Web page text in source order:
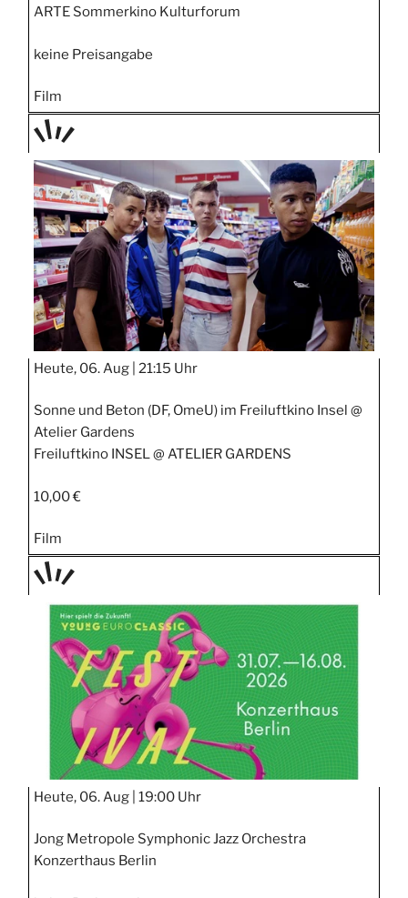
ARTE Sommerkino Kulturforum
keine Preisangabe
Film
TAGE
STIPP
Heute, 06. Aug | 21:15 Uhr
Sonne und Beton (DF, OmeU) im Freiluftkino Insel @
Atelier Gardens
Freiluftkino INSEL @ ATELIER GARDENS
10,00 €
Film
TAGE
STIPP
Heute, 06. Aug | 19:00 Uhr
Jong Metropole Symphonic Jazz Orchestra
Konzerthaus Berlin